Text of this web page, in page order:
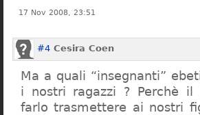
17 Nov 2008, 23:51
#4 Cesira Coen
Ma a quali “insegnanti”
i nostri ragazzi ? Perchè il
farlo trasmettere ai nostri